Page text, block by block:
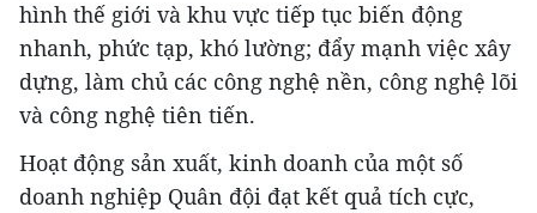
hình thế giới và khu vực tiếp tục biến động
nhanh, phức tạp, khó lường; đẩy mạnh việc xây
dựng, làm chủ các công nghệ nền, công nghệ lõi
và công nghệ tiên tiến.
Hoạt động sản xuất, kinh doanh của một số
doanh nghiệp Quân đội đạt kết quả tích cực,